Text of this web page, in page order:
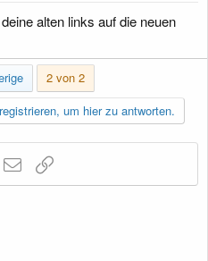
alten links auf die neuen
2 von 2
um hier zu antworten.
WhatsApp
E-Mail